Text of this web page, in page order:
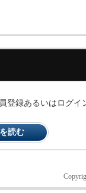
録あるいはログイ
読む